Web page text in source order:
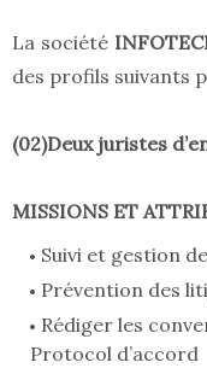
La société
des profils suivants
(02)Deux juristes
MISSIONS ET
Suivi et gestion
Prévention des
Rédiger les
Protocol d’accord